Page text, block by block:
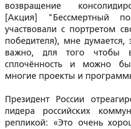
возвращение
[Акция] "Бессмертный
участвовали с портретом
победителя), мне
важно, для того чтобы
сплочённость и можно
многие проекты и
Президент России
лидера российских
репликой: «Это очень